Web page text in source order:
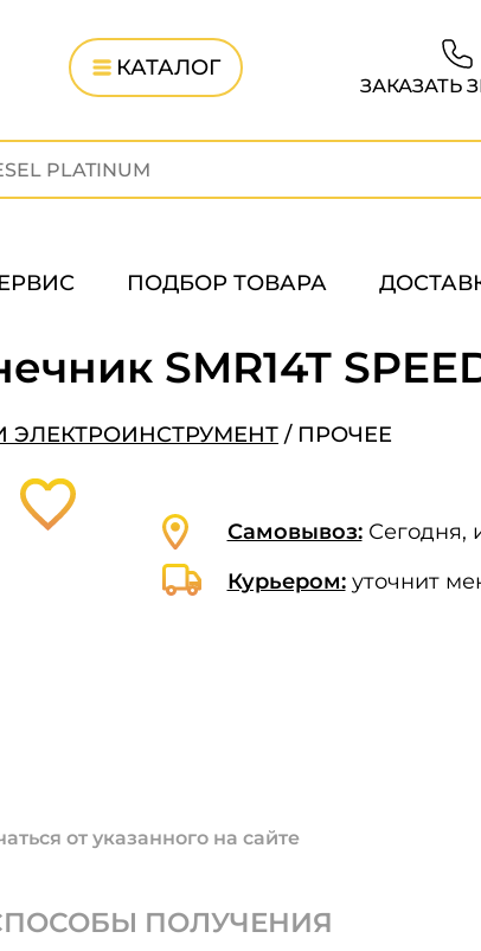
КАТАЛОГ
ЗАКАЗАТЬ
ПОДБОР ТОВАРА
SMR14T
ЭЛЕКТРОИНСТРУМЕНТ / ПРОЧЕЕ
от указанного на сайте
Самовывоз:Сегодня,
Курьером:уточнит
ПОЛУЧЕНИЯ